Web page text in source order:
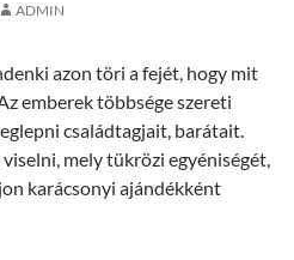
ADMIN
azon töri a fejét, hogy mit
emberek többsége szereti
családtagjait, barátait.
mely tükrözi egyéniségét,
karácsonyi ajándékként